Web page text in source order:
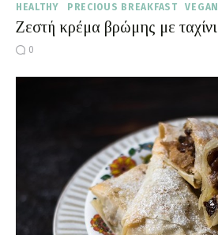
HEALTHY PRECIOUS BREAKFAST VEGAN
Ζεστή κρέμα βρώμης με ταχίνι
0